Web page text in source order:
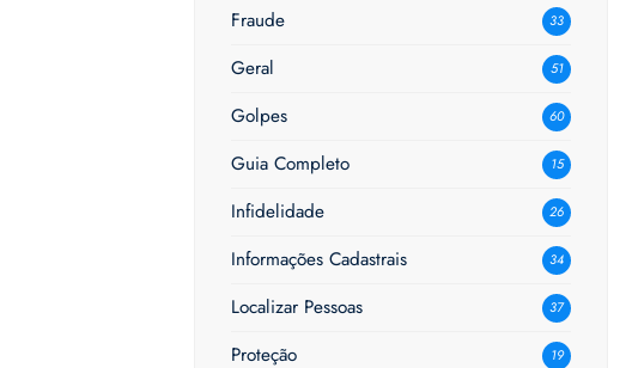
Fraude 33
Geral 51
Golpes 60
Guia Completo 15
Infidelidade 26
Informações Cadastrais 34
Localizar Pessoas 37
Proteção 19